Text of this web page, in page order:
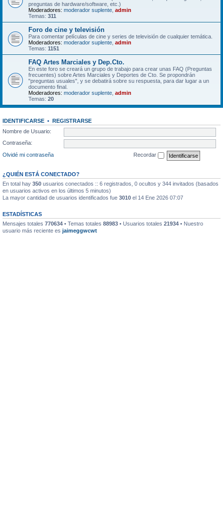
preguntas de hardware/software, etc.)
Moderadores: moderador suplente admin
Temas: 311
Foro de cine y televisión
Para comentar películas de cine y series de televisión de cualquier temática.
Moderadores: moderador suplente admin
Temas: 1151
FAQ Artes Marciales y Dep.Cto.
En este foro se creará un grupo de trabajo para crear unas FAQ (Preguntas
frecuentes) sobre Artes Marciales y Deportes de Cto. Se propondrán
"preguntas usuales", y se debatirá sobre su respuesta, para dar lugar a un
documento final.
Moderadores: moderador suplente admin
Temas: 20
IDENTIFICARSE • REGISTRARSE
Nombre de Usuario:
Contraseña:
Olvidé mi contraseña
Recordar
¿QUIÉN ESTÁ CONECTADO?
En total hay 350 usuarios conectados :: 6 registrados, 0 ocultos y 344 invitados (basados
en usuarios activos en los últimos 5 minutos)
La mayor cantidad de usuarios identificados fue 3010 el 14 Ene 2026 07:07
ESTADÍSTICAS
Mensajes totales 770634 • Temas totales 88983 • Usuarios totales 21934 • Nuestro
usuario más reciente es jaimeggwcwt